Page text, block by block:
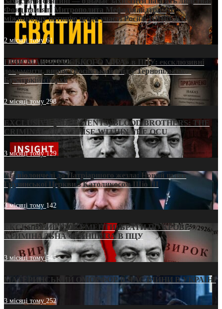
Фонд пам’яті Митрополита Мефодія підтримує
міжнародну петицію щодо участі Росії в ЮНЕСКО
2 місяці тому61
ПРИСМАК «РУССЬКОГО МІРА» в ПЦУ: ексклюзивні
документи, вирок і російський слід у Тернопільсько-
Бучацькій єпархії
2 місяці тому 298
EXCLUSIVE (DOCUMENTS)/BLOOD BROTHERS: THE
CRIMINAL FRANCHISE WITHIN THE OCU
3 місяці тому129
Від віолончелі до Патріаршого жезла: Новий шлях
Грузинської Церкви з Католикосом Шіо III
3 місяці тому 142
ЕКСКЛЮЗИВ (ДОКУМЕНТИ)/БРАТИ ПО КРОВІ:
КРИМІНАЛЬНА ФРАНШИЗА В ПЦУ
3 місяці тому545
МАТЕРИНСЬКИЙ ОМОРФОР В ЧАС ВІЙНИ В УКРАЇНІ
3 місяці тому252